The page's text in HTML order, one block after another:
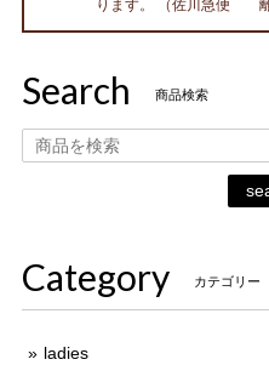
ります。 （佐川急便 離
Search 商品検索
Category カテゴリー
ladies